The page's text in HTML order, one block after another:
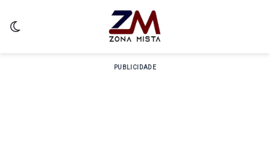
PUBLICIDADE